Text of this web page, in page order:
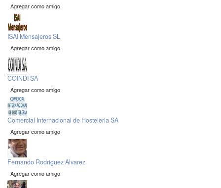
Agregar como amigo
ISAI Mensajeros SL
Agregar como amigo
COINDI SA
Agregar como amigo
Comercial Internacional de Hosteleria SA
Agregar como amigo
Fernando Rodriguez Alvarez
Agregar como amigo